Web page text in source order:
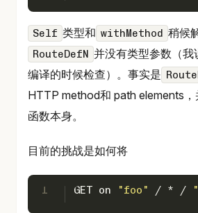
Self 类型和 withMethod 稍候
RouteDefN 并没有类型参数（
编译的时候检查）。事实是
HTTP method和 path elements
函数本身。
目前的挑战是如何将
1 GET on "foo" / * /